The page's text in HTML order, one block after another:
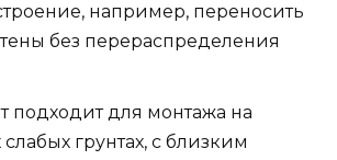
например, переносить
без перераспределения
подходит для монтажа на
грунтах, с близким